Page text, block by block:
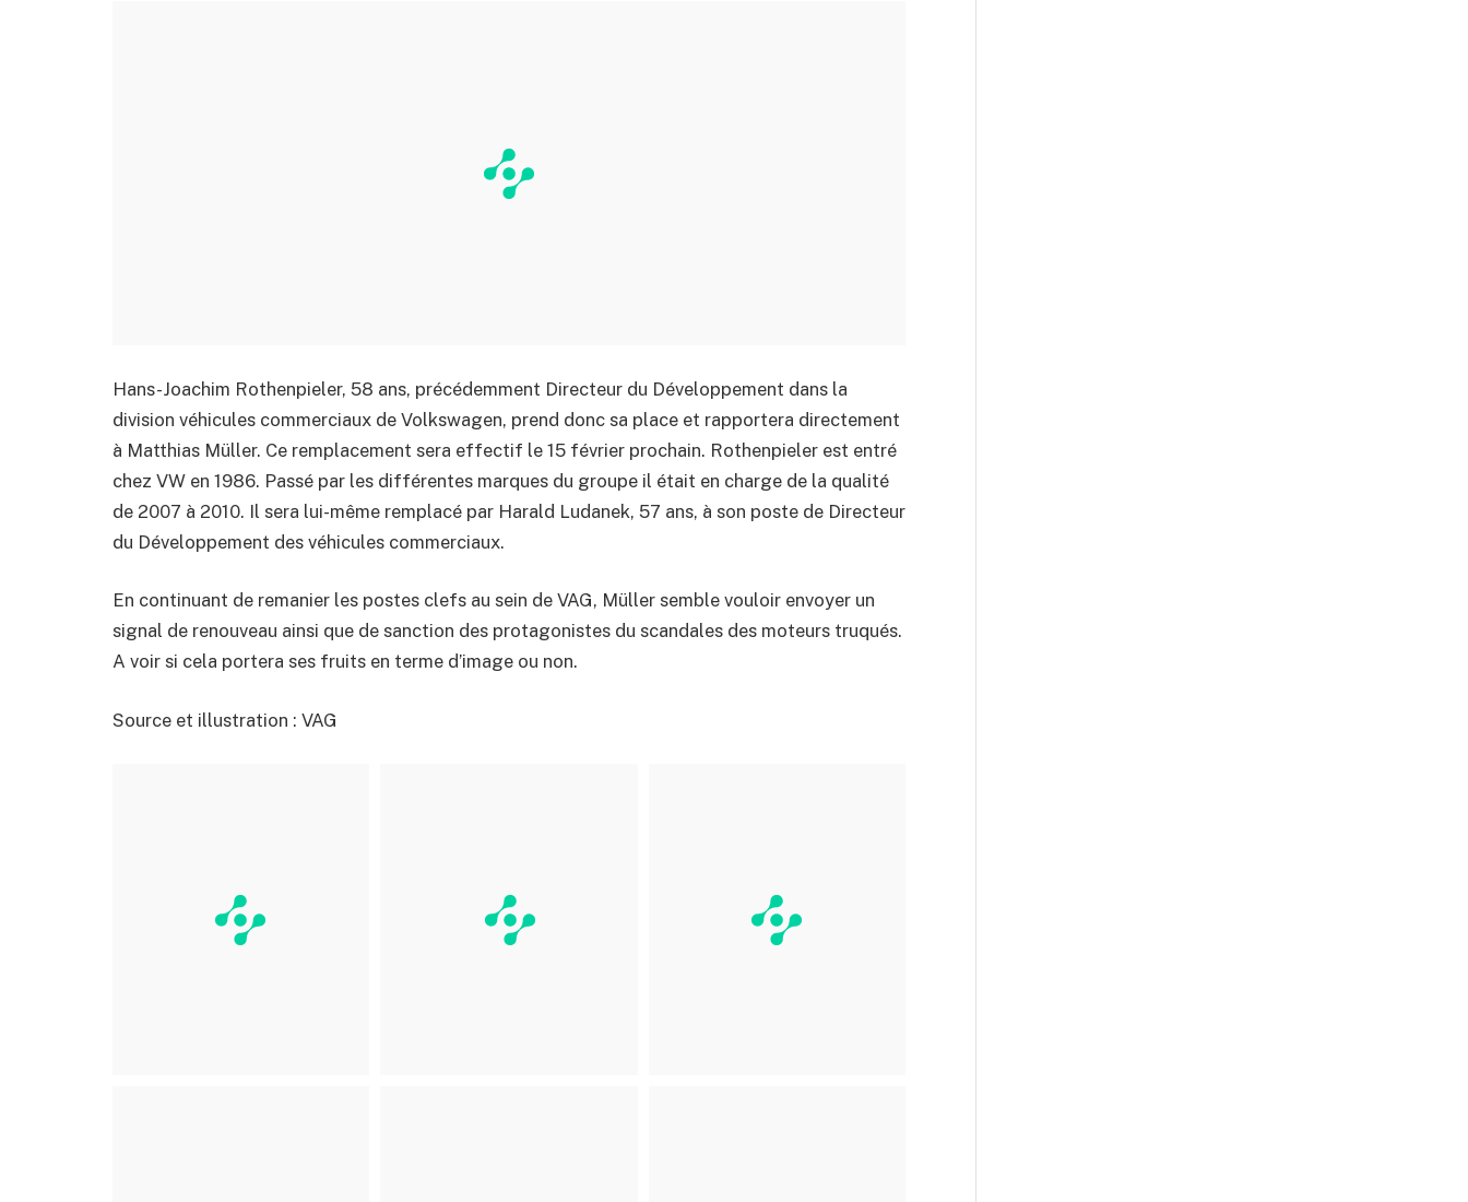
Hans-Joachim Rothenpieler, 58 ans, précédemment Directeur du Développement dans la
division véhicules commerciaux de Volkswagen, prend donc sa place et rapportera directement
à Matthias Müller. Ce remplacement sera effectif le 15 février prochain. Rothenpieler est entré
chez VW en 1986. Passé par les différentes marques du groupe il était en charge de la qualité
de 2007 à 2010. Il sera lui-même remplacé par Harald Ludanek, 57 ans, à son poste de Directeur
du Développement des véhicules commerciaux.
En continuant de remanier les postes clefs au sein de VAG, Müller semble vouloir envoyer un
signal de renouveau ainsi que de sanction des protagonistes du scandales des moteurs truqués.
A voir si cela portera ses fruits en terme d’image ou non.
Source et illustration : VAG